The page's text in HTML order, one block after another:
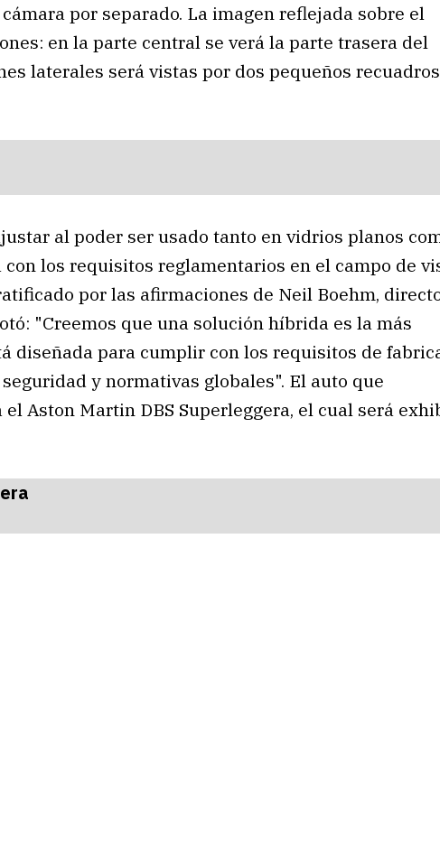
por separado. La imagen reflejada sobre el
en la parte central se verá la parte trasera del
laterales será vistas por dos pequeños
al poder ser usado tanto en vidrios planos
los requisitos reglamentarios en el campo de
por las afirmaciones de Neil Boehm,
"Creemos que una solución híbrida es la más
diseñada para cumplir con los requisitos de
y normativas globales". El auto que
Aston Martin DBS Superleggera, el cual será